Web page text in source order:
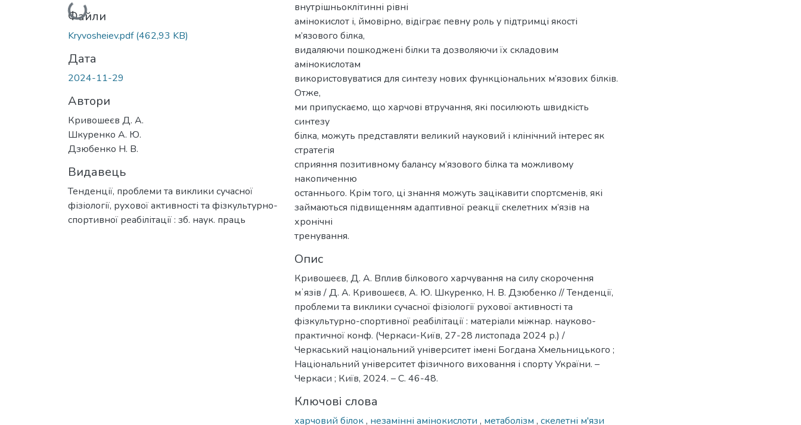
Вантажиться...
Файли
Kryvosheiev.pdf(462,93 KB)
Дата
2024-11-29
Автори
Кривошеєв Д. А.
Шкуренко А. Ю.
Дзюбенко Н. В.
Видавець
Тенденції, проблеми та виклики сучасної
фізіології, рухової активності та фізкультурно-
спортивної реабілітації : зб. наук. праць
внутрішньоклітинні рівні
амінокислот і, ймовірно, відіграє певну роль у підтримці якості
м’язового білка,
видаляючи пошкоджені білки та дозволяючи їх складовим
амінокислотам
використовуватися для синтезу нових функціональних м’язових білків.
Отже,
ми припускаємо, що харчові втручання, які посилюють швидкість
синтезу
білка, можуть представляти великий науковий і клінічний інтерес як
стратегія
сприяння позитивному балансу м’язового білка та можливому
накопиченню
останнього. Крім того, ці знання можуть зацікавити спортсменів, які
займаються підвищенням адаптивної реакції скелетних м’язів на
хронічні
тренування.
Опис
Кривошеєв, Д. А. Вплив білкового харчування на силу скорочення
мʼязів / Д. А. Кривошеєв, А. Ю. Шкуренко, Н. В. Дзюбенко // Тенденції,
проблеми та виклики сучасної фізіології рухової активності та
фізкультурно-спортивної реабілітації : матеріали міжнар. науково-
практичної конф. (Черкаси-Київ, 27-28 листопада 2024 р.) /
Черкаський національний університет імені Богдана Хмельницького ;
Національний університет фізичного виховання і спорту України. –
Черкаси ; Київ, 2024. – С. 46-48.
Ключові слова
харчовий білок, незамінні амінокислоти , метаболізм , скелетні м'язи